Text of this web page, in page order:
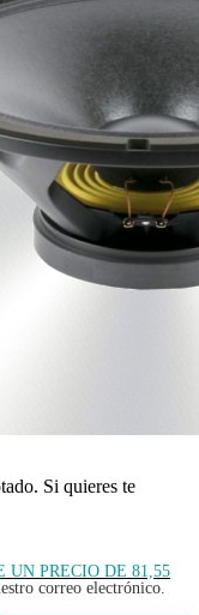
Si quieres te
UN PRECIO DE 81,55
correo electrónico.